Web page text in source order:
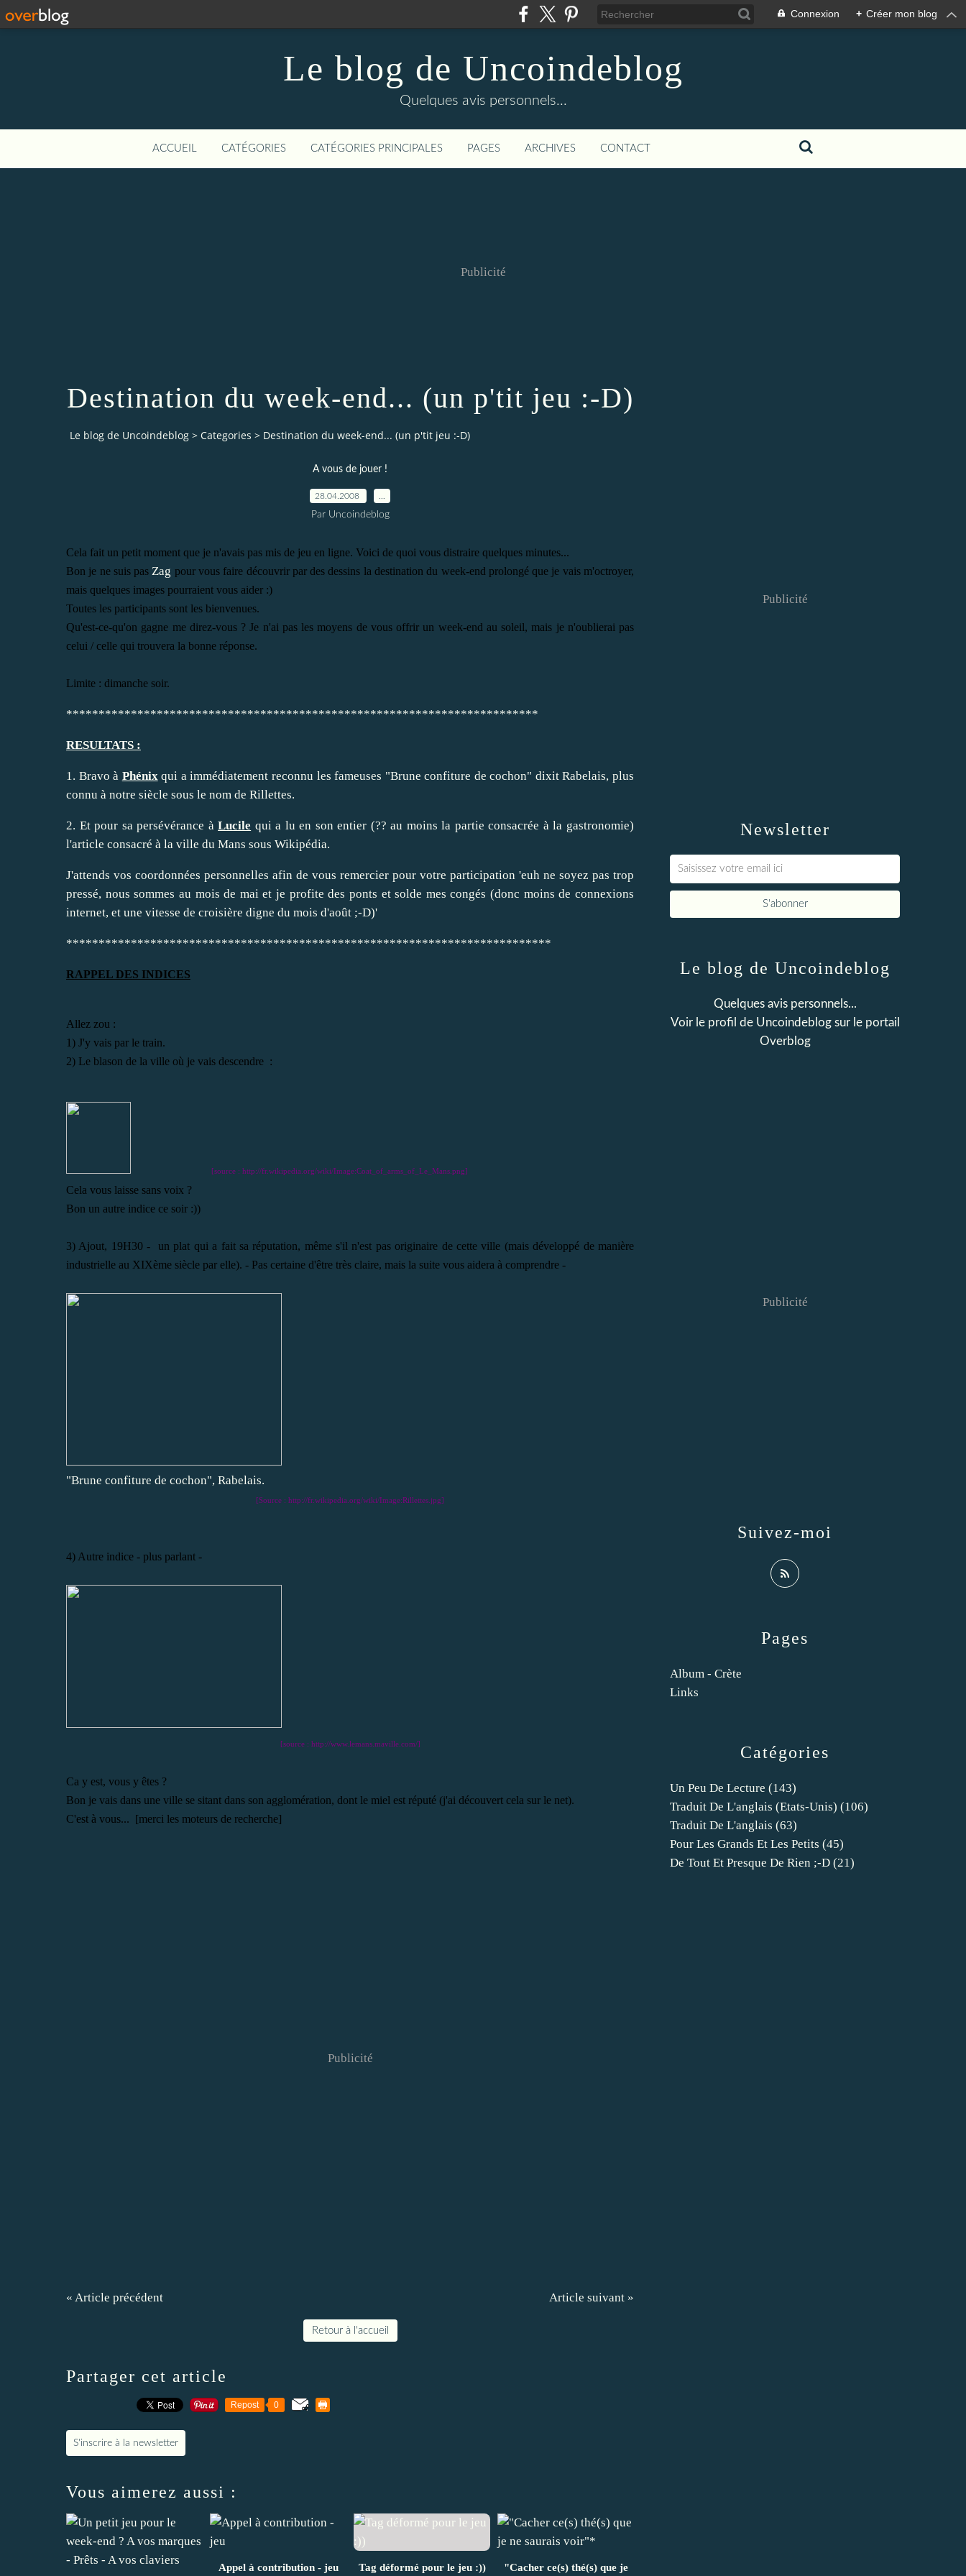
Connexion + Créer mon blog
Le blog de Uncoindeblog
Quelques avis personnels...
ACCUEIL CATÉGORIES CATÉGORIES PRINCIPALES PAGES ARCHIVES CONTACT
Publicité
Destination du week-end... (un p'tit jeu :-D)
Le blog de Uncoindeblog > Categories > Destination du week-end... (un p'tit jeu :-D)
A vous de jouer !
28.04.2008
Par Uncoindeblog
Cela fait un petit moment que je n'avais pas mis de jeu en ligne. Voici de quoi vous distraire quelques minutes...
Bon je ne suis pas Zag pour vous faire découvrir par des dessins la destination du week-end prolongé que je vais m'octroyer,
mais quelques images pourraient vous aider :)
Toutes les participants sont les bienvenues.
Qu'est-ce-qu'on gagne me direz-vous ? Je n'ai pas les moyens de vous offrir un week-end au soleil, mais je n'oublierai pas
celui / celle qui trouvera la bonne réponse.
Limite : dimanche soir.
*************************************************************************
RESULTATS :
1. Bravo à Phénix qui a immédiatement reconnu les fameuses "Brune confiture de cochon" dixit Rabelais, plus
connu à notre siècle sous le nom de Rillettes.
2. Et pour sa persévérance àLucile qui a lu en son entier (?? au moins la partie consacrée à la gastronomie)
l'article consacré à la ville du Mans sous Wikipédia.
J'attends vos coordonnées personnelles afin de vous remercier pour votre participation 'euh ne soyez pas trop
pressé, nous sommes au mois de mai et je profite des ponts et solde mes congés (donc moins de connexions
internet, et une vitesse de croisière digne du mois d'août ;-D)'
***************************************************************************
RAPPEL DES INDICES
Allez zou :
1) J'y vais par le train.
2) Le blason de la ville où je vais descendre :
[source : http://fr.wikipedia.org/wiki/Image:Coat_of_arms_of_Le_Mans.png]
Cela vous laisse sans voix ?
Bon un autre indice ce soir :))
3) Ajout, 19H30 - un plat qui a fait sa réputation, même s'il n'est pas originaire de cette ville (mais développé de manière
industrielle au XIXème siècle par elle). - Pas certaine d'être très claire, mais la suite vous aidera à comprendre -
"Brune confiture de cochon", Rabelais.
[Source : http://fr.wikipedia.org/wiki/Image:Rillettes.jpg]
4) Autre indice - plus parlant -
[source : http://www.lemans.maville.com/]
Ca y est, vous y êtes ?
Bon je vais dans une ville se sitant dans son agglomération, dont le miel est réputé (j'ai découvert cela sur le net).
C'est à vous... [merci les moteurs de recherche]
Publicité
« Article précédent Article suivant »
Retour à l'accueil
Partager cet article
Repost 0
S'inscrire à la newsletter
Vous aimerez aussi :
Appel à contribution - jeu Tag déformé pour le jeu :)) "Cacher ce(s) thé(s) que je
Newsletter
Publicité
Catégories
Un Peu De Lecture (143)
Traduit De L'anglais (etats-Unis) (106)
Traduit De L'anglais (63)
Pour Les Grands Et Les Petits (45)
De Tout Et Presque De Rien ;-D (21)
Pages
Album - Crète
Links
Le blog de Uncoindeblog
Quelques avis personnels...
Voir le profil de Uncoindeblogsur le portail
Overblog
Suivez-moi
Publicité